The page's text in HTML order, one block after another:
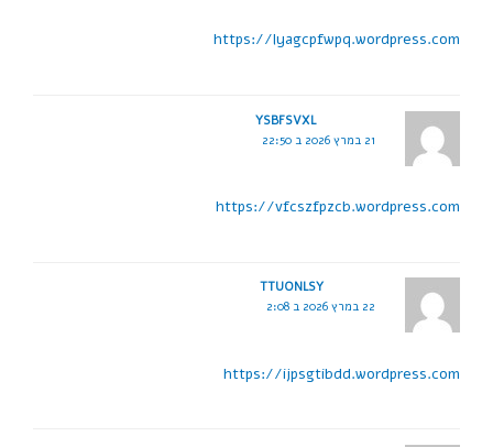
https://lyagcpfwpq.wordpress.com
YSBFSVXL
21 במרץ 2026 ב 22:50
https://vfcszfpzcb.wordpress.com
TTUONLSY
22 במרץ 2026 ב 2:08
https://ijpsgtibdd.wordpress.com